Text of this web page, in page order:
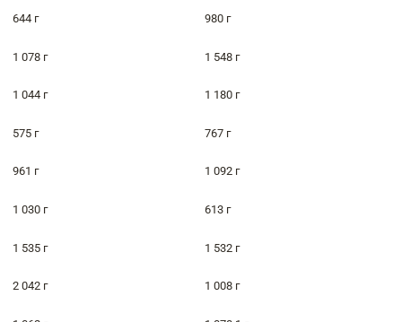
644 г 980 г
1 078 г 1 548 г
1 044 г 1 180 г
575 г 767 г
961 г 1 092 г
1 030 г 613 г
1 535 г 1 532 г
2 042 г 1 008 г